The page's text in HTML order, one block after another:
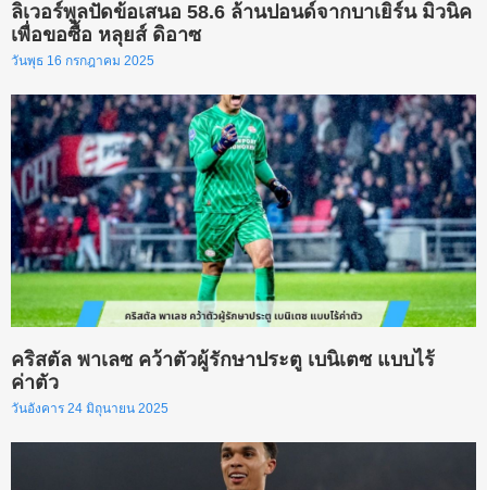
ลิเวอร์พูลปัดข้อเสนอ 58.6 ล้านปอนด์จากบาเยิร์น มิวนิค
เพื่อขอซื้อ หลุยส์ ดิอาซ
วันพุธ 16 กรกฎาคม 2025
คริสตัล พาเลซ คว้าตัวผู้รักษาประตู เบนิเตซ แบบไร้
ค่าตัว
วันอังคาร 24 มิถุนายน 2025